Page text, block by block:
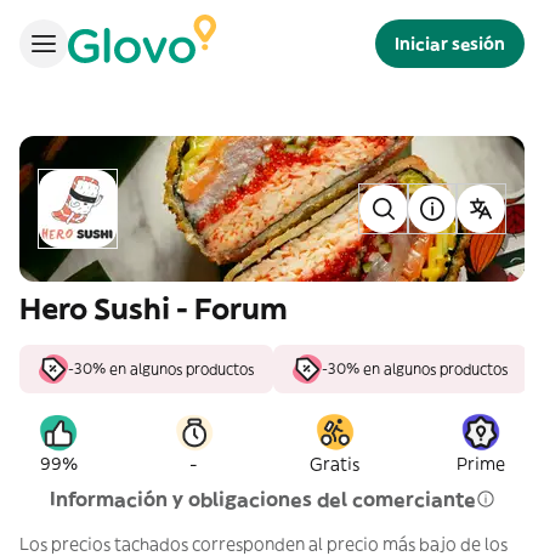
Iniciar sesión
Hero Sushi - Forum
-30% en algunos productos -30% en algunos productos
99% - Gratis Prime
Información y obligaciones del comerciante
Los precios tachados corresponden al precio más bajo de los